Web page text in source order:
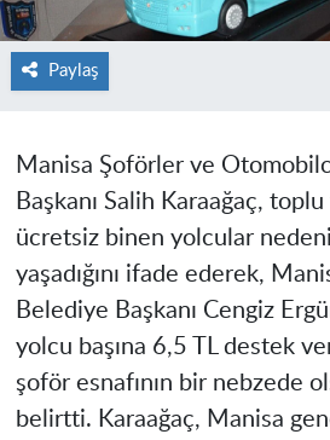
Paylaş
Manisa Şoförler ve
Başkanı Salih Karaağaç, toplu
ücretsiz binen yolcular
yaşadığını ifade ederek,
Belediye Başkanı Cengiz
yolcu başına 6,5 TL destek
şoför esnafının bir nebzede
belirtti. Karaağaç, Manisa